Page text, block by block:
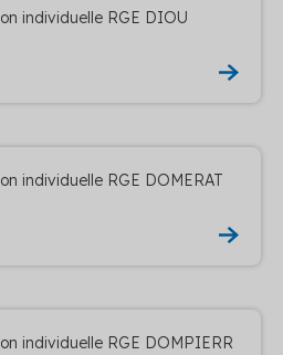
individuelle RGE DIOU
individuelle RGE DOMERAT
individuelle RGE DOMPIERR